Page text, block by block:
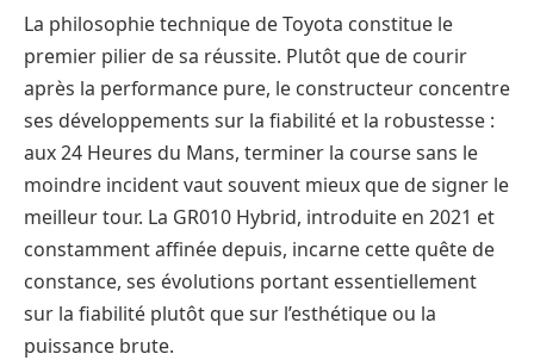
La philosophie technique de Toyota constitue le
premier pilier de sa réussite. Plutôt que de courir
après la performance pure, le constructeur concentre
ses développements sur la fiabilité et la robustesse :
aux 24 Heures du Mans, terminer la course sans le
moindre incident vaut souvent mieux que de signer le
meilleur tour. La GR010 Hybrid, introduite en 2021 et
constamment affinée depuis, incarne cette quête de
constance, ses évolutions portant essentiellement
sur la fiabilité plutôt que sur l’esthétique ou la
puissance brute.